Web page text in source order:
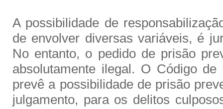
A possibilidade de
de envolver diversas variáveis, é
No entanto, o pedido de prisão
absolutamente ilegal. O Código
prevê a possibilidade de prisão
julgamento, para os delitos